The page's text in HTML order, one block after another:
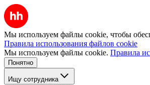
Мы используем файлы cookie, чтобы
Правила использования файлов cookie
Мы используем файлы cookie. Правила
Понятно
Ищу сотрудника